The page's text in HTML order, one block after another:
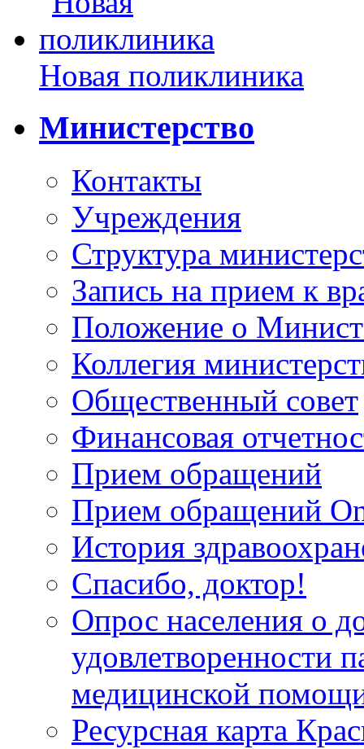
Новая поликлиника
Министерство
Контакты
Учреждения
Структура
Запись на прием к
Положение о
Коллегия
Общественный совет
Финансовая
Прием обращений
Прием обращений
История
Спасибо, доктор!
Опрос населения о
удовлетворенности
медицинской
Ресурсная карта